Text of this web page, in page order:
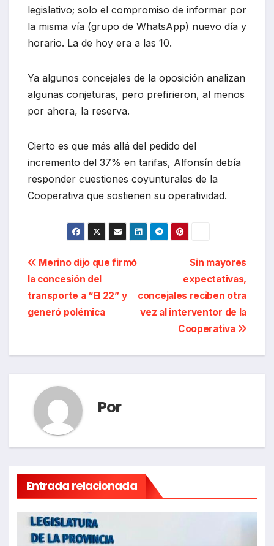
legislativo; solo el compromiso de informar por
la misma vía (grupo de WhatsApp) nuevo día y
horario. La de hoy era a las 10.
Ya algunos concejales de la oposición analizan
algunas conjeturas, pero prefirieron, al menos
por ahora, la reserva.
Cierto es que más allá del pedido del
incremento del 37% en tarifas, Alfonsín debía
responder cuestiones coyunturales de la
Cooperativa que sostienen su operatividad.
Navegación
de
entradas
Sin mayores
expectativas,
concejales reciben otra
vez al interventor de la
Cooperativa
Merino dijo que firmó
la concesión del
transporte a “El 22” y
generó polémica
Por
Entrada relacionada